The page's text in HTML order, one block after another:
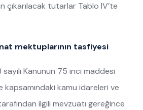
çıkarılacak tutarlar Tablo IV’te
mektuplarının tasfiyesi
sayılı Kanunun 75 inci maddesi
kapsamındaki kamu idareleri ve
ilgili mevzuatı gereğince